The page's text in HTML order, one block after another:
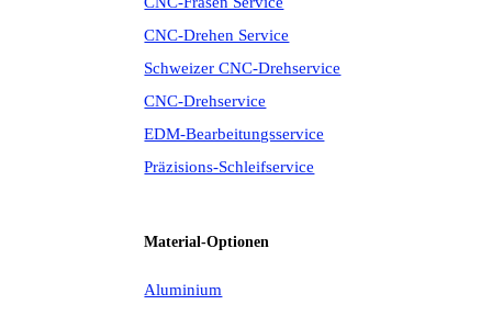
CNC-Drehen Service
Schweizer CNC-Drehservice
CNC-Drehservice
EDM-Bearbeitungsservice
Präzisions-Schleifservice
Material-Optionen
Aluminium